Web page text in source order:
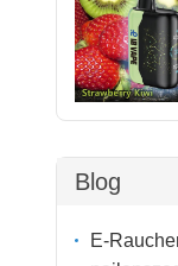
Blog
E-